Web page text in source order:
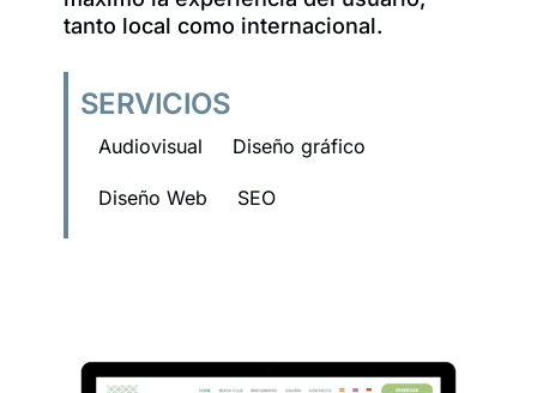
tanto local como internacional.
SERVICIOS
Audiovisual Diseño gráfico
Diseño Web SEO